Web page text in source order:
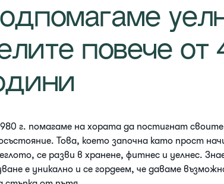
повече от
г. помагаме на хората да постигнат своите
Това, което започна като прост
се разви в хранене, фитнес и уелнес.
е уникално и се гордеем, че даваме